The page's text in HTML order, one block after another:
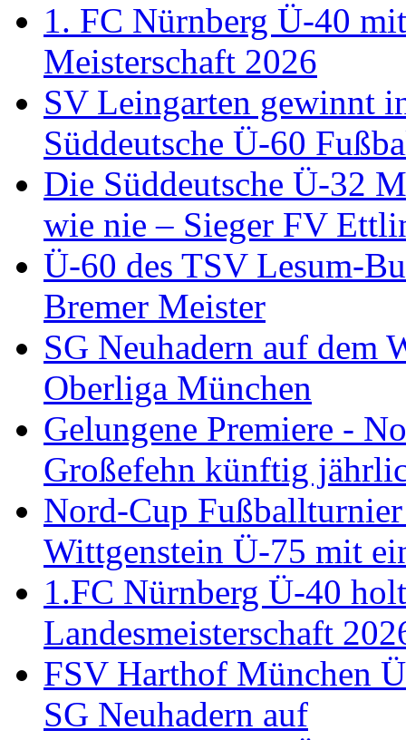
1. FC Nürnberg Ü-40
Meisterschaft 2026
SV Leingarten gewinnt
Süddeutsche Ü-60
Die Süddeutsche Ü-32
wie nie – Sieger FV
Ü-60 des TSV Lesum-
Bremer Meister
SG Neuhadern auf dem
Oberliga München
Gelungene Premiere -
Großefehn künftig
Nord-Cup
Wittgenstein Ü-75 mit
1.FC Nürnberg Ü-40
Landesmeisterschaft
FSV Harthof München
SG Neuhadern auf